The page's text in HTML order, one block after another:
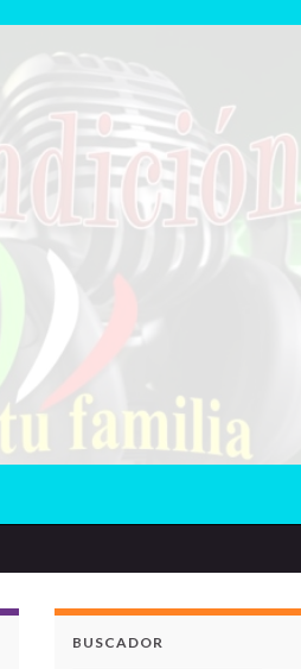
BUSCADOR